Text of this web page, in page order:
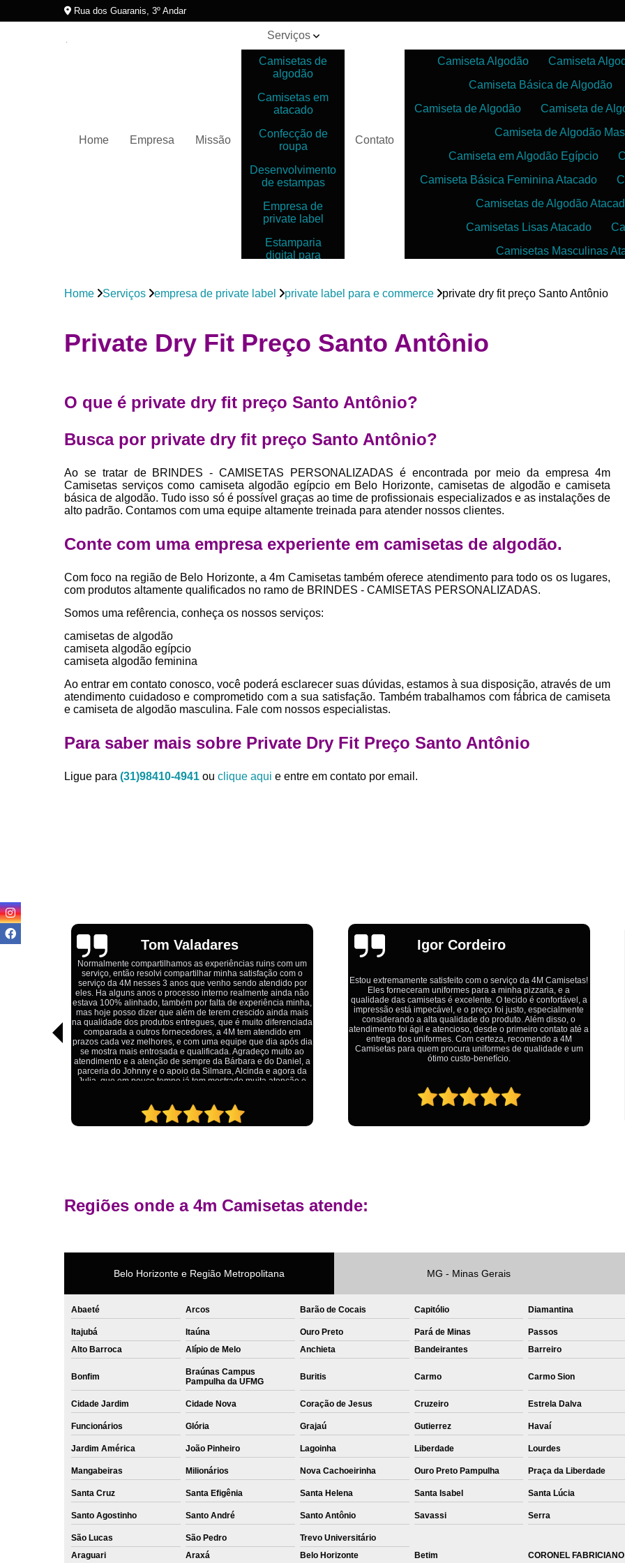
Rua dos Guaranis, 3º Andar
Home Empresa Missão
Serviços
Camisetas de
algodão
Camisetas em
atacado
Confecção de
roupa
Desenvolvimento
de estampas
Empresa de
private label
Estamparia
digital para
Estamparias
camiseta
para roupas
Sublimação
Contato
Camiseta Algodão Camiseta
Camiseta Básica de Algodão
Camiseta de Algodão
Camiseta de
Camiseta de Algodão
Camiseta em Algodão Egípcio
Camiseta Básica Feminina Atacado
Camisetas de Algodão
Camisetas Lisas Atacado
Camisetas Masculinas
Camisetas para Sublimação
Confecção de Roupas
Desenvolvimento de Coleção de
Desenvolvimento de Estampa Exclusiva
Desenvolvimento
Desenvolvimento de
Desenvolvimento de
Desenvolvimento
Desenvolvimento de Estampas
Desenvolvimento Estampa de
Private
Private Label Roupas
Private Label Roupas Infantil
Estamparia de Camiseta
Estamparia Digital em Tecido
Fábrica Camiseta
Fábrica Camisetas Algodão
Fábrica Camisetas
Fabrica Camisetas
Atacado de Roupas para Revender de
Fábrica Roupas Atacado
Fábrica
Private Label Roupas Femininas Recife
Private Label Têxtil Moda Infantil Brasília
Private Label
Private Label
Private Label Biquínis
Private
Private Label de Camisetas
Private Label Têxtil
Sublimação
Sublimação de Camisetas
Sublimação de Estampa em
Home Serviços empresa de private label private label para e commerce private dry fit preço Santo Antônio
Private Dry Fit Preço Santo Antônio
O que é private dry fit preço Santo Antônio?
Busca por private dry fit preço Santo Antônio?
Ao se tratar de BRINDES - CAMISETAS PERSONALIZADAS é encontrada por meio da empresa 4m
Camisetas serviços como camiseta algodão egípcio em Belo Horizonte, camisetas de algodão e camiseta
básica de algodão. Tudo isso só é possível graças ao time de profissionais especializados e as instalações de
alto padrão. Contamos com uma equipe altamente treinada para atender nossos clientes.
Conte com uma empresa experiente em camisetas de algodão.
Com foco na região de Belo Horizonte, a 4m Camisetas também oferece atendimento para todo os os lugares,
com produtos altamente qualificados no ramo de BRINDES - CAMISETAS PERSONALIZADAS.
Somos uma refêrencia, conheça os nossos serviços:
camisetas de algodão
camiseta algodão egípcio
camiseta algodão feminina
Ao entrar em contato conosco, você poderá esclarecer suas dúvidas, estamos à sua disposição, através de um
atendimento cuidadoso e comprometido com a sua satisfação. Também trabalhamos com fábrica de camiseta
e camiseta de algodão masculina. Fale com nossos especialistas.
Para saber mais sobre Private Dry Fit Preço Santo Antônio
Ligue para (31)98410-4941 ou clique aqui e entre em contato por email.
Igor Cordeiro
Estou extremamente satisfeito com o serviço da 4M Camisetas!
Eles forneceram uniformes para a minha pizzaria, e a
qualidade das camisetas é excelente. O tecido é confortável, a
impressão está impecável, e o preço foi justo, especialmente
considerando a alta qualidade do produto. Além disso, o
atendimento foi ágil e atencioso, desde o primeiro contato até a
entrega dos uniformes. Com certeza, recomendo a 4M
Camisetas para quem procura uniformes de qualidade e um
ótimo custo-benefício.
Emília
Ótimo atendimento,todos muito educados, prestativos e que
colocam o cliente em primeiro lugar. Qualquer lugar tem
problemas,isso é fato, mas aqui na 4M tudo é resolvido com
calma e de forma que todos saem ganhando no final.
Regiões onde a 4m Camisetas atende:
Belo Horizonte e Região Metropolitana MG - Minas Gerais
Abaeté Arcos Barão de Cocais Capitólio Diamantina
Itajubá Itaúna Ouro Preto Pará de Minas Passos
Alto Barroca
Alípio de Melo Anchieta Bandeirantes Barreiro
Bonfim
Braúnas Campus
Pampulha da UFMG
Buritis Carmo Carmo Sion
Cidade Jardim Cidade Nova Coração de Jesus Cruzeiro Estrela Dalva
Funcionários Glória Grajaú Gutierrez Havaí
Jardim América João Pinheiro Lagoinha Liberdade Lourdes
Mangabeiras Milionários Nova Cachoeirinha Ouro Preto Pampulha Praça da Liberdade
Santa Cruz Santa Efigênia Santa Helena Santa Isabel Santa Lúcia
Santo Agostinho Santo André Santo Antônio Savassi Serra
São Lucas São Pedro
Trevo Universitário
Araguari
Araxá Belo Horizonte Betim CORONEL FABRICIANO